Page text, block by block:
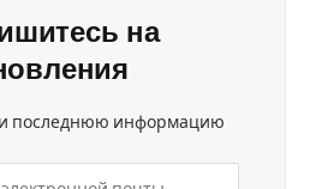
на
последнюю информацию